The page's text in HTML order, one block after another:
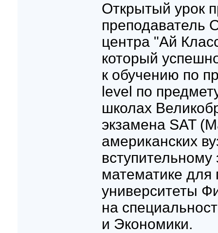
Открытый урок
преподаватель
центра "Ай
который
к обучению по
level по
школах
экзамена SAT
американских
вступительному
математике для
университеты
на
и Экономики.